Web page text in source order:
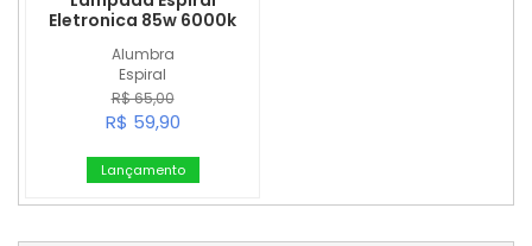
Alumbra
Espiral
Eletronica 85w 6000k
R$ 65,00
R$ 59,90
Lançamento